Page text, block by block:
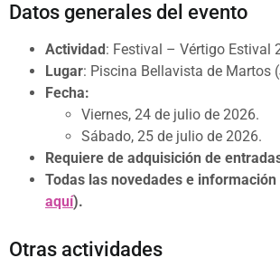
Datos generales del evento
Actividad : Festival – Vértigo Estival
Lugar: Piscina Bellavista de Martos
Fecha:
Viernes, 24 de julio de 2026.
Sábado, 25 de julio de 2026.
Requiere de adquisición de
Todas las novedades e
aquí).
Otras actividades